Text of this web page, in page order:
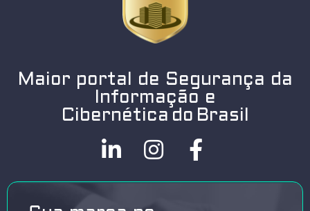
Maior portal de Segurança da
Informação e
Cibernética do Brasil